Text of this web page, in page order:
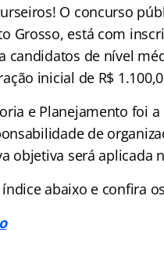
O concurso
Grosso, está com
candidatos de nível
inicial de R$
e Planejamento foi
de
objetiva será aplicada
abaixo e confira